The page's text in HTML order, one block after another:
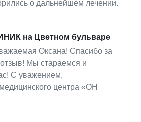
о дальнейшем лечении.
на Цветном бульваре
Оксана! Спасибо за
Мы стараемся и
С уважением,
центра «ОН